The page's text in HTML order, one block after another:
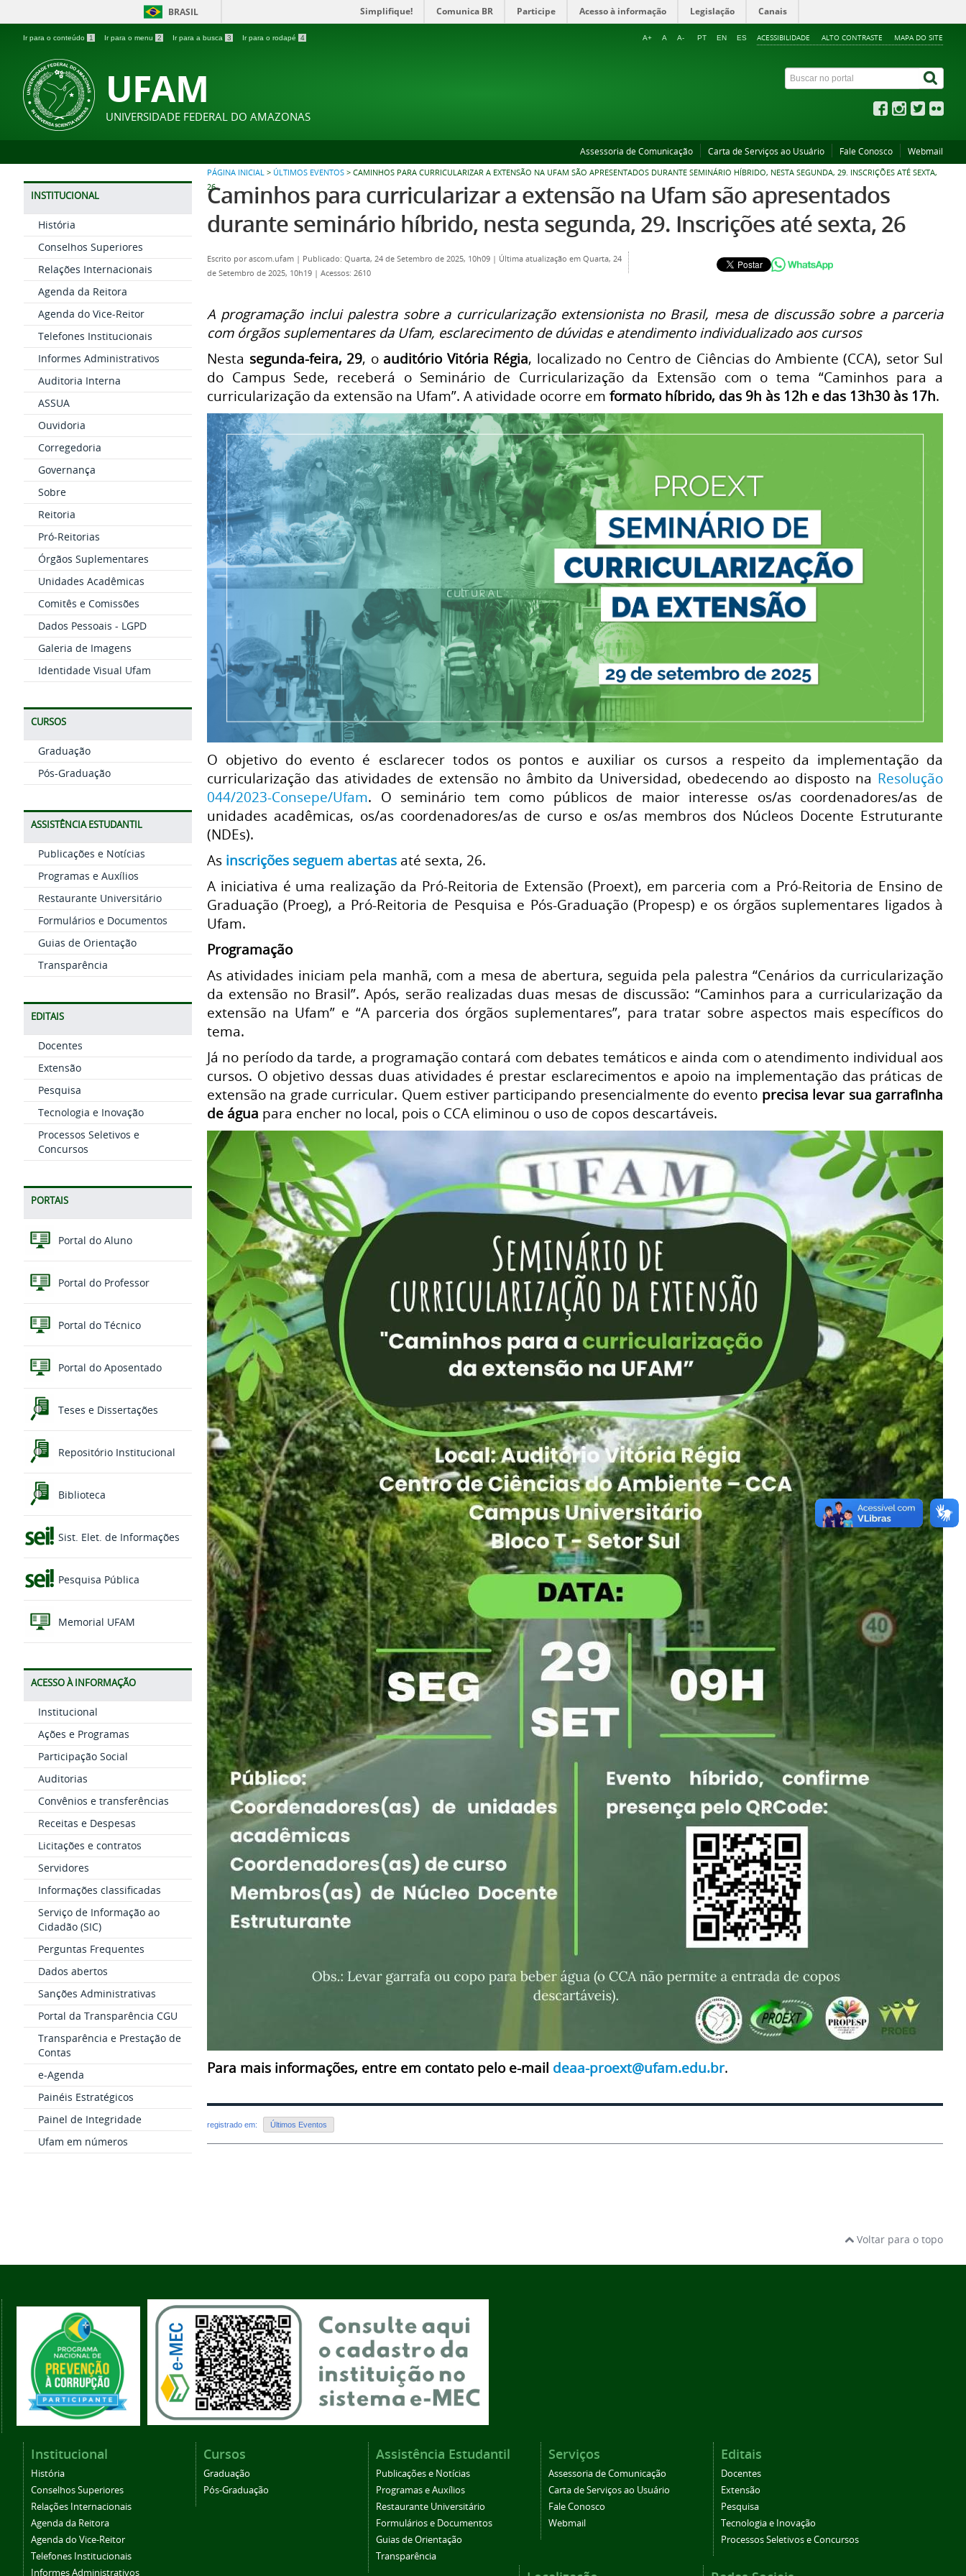
BRASIL Simplifique! Comunica BR Participe Acesso à informação Legislação Canais
Ir para o conteúdo 1 Ir para o menu 2 Ir para a busca 3 Ir para o rodapé 4 ACESSIBILIDADE ALTO CONTRASTE MAPA DO SITE
A+ A A- PT EN ES
UFAM
UNIVERSIDADE FEDERAL DO AMAZONAS
Assessoria de Comunicação Carta de Serviços ao Usuário Fale Conosco Webmail
PÁGINA INICIAL > ÚLTIMOS EVENTOS > CAMINHOS PARA CURRICULARIZAR A EXTENSÃO NA UFAM SÃO APRESENTADOS DURANTE SEMINÁRIO HÍBRIDO, NESTA SEGUNDA, 29. INSCRIÇÕES ATÉ SEXTA,
26
INSTITUCIONAL
História
Conselhos Superiores
Relações Internacionais
Agenda da Reitora
Agenda do Vice-Reitor
Telefones Institucionais
Informes Administrativos
Auditoria Interna
ASSUA
Ouvidoria
Corregedoria
Governança
Sobre
Reitoria
Pró-Reitorias
Órgãos Suplementares
Unidades Acadêmicas
Comitês e Comissões
Dados Pessoais - LGPD
Galeria de Imagens
Identidade Visual Ufam
CURSOS
Graduação
Pós-Graduação
ASSISTÊNCIA ESTUDANTIL
Publicações e Notícias
Programas e Auxílios
Restaurante Universitário
Formulários e Documentos
Guias de Orientação
Transparência
EDITAIS
Docentes
Extensão
Pesquisa
Tecnologia e Inovação
Processos Seletivos e
Concursos
PORTAIS
Portal do Aluno
Portal do Professor
Portal do Técnico
Portal do Aposentado
Teses e Dissertações
Repositório Institucional
Biblioteca
Sist. Elet. de Informações
Pesquisa Pública
Memorial UFAM
ACESSO À INFORMAÇÃO
Institucional
Ações e Programas
Participação Social
Auditorias
Convênios e transferências
Receitas e Despesas
Licitações e contratos
Servidores
Informações classificadas
Serviço de Informação ao
Cidadão (SIC)
Perguntas Frequentes
Dados abertos
Sanções Administrativas
Portal da Transparência CGU
Transparência e Prestação de
Contas
e-Agenda
Painéis Estratégicos
Painel de Integridade
Ufam em números
Caminhos para curricularizar a extensão na Ufam são apresentados
durante seminário híbrido, nesta segunda, 29. Inscrições até sexta, 26
Escrito porascom.ufam | Publicado: Quarta, 24 de Setembro de 2025, 10h09 | Última atualização em Quarta, 24
de Setembro de 2025, 10h19 | Acessos: 2610
A programação inclui palestra sobre a curricularização extensionista no Brasil, mesa de discussão sobre a parceria
com órgãos suplementares da Ufam, esclarecimento de dúvidas e atendimento individualizado aos cursos
Nesta segunda-feira, 29, oauditório Vitória Régia, localizado no Centro de Ciências do Ambiente (CCA), setor Sul
do Campus Sede, receberá o Seminário de Curricularização da Extensão com o tema “Caminhos para a
curricularização da extensão na Ufam”. A atividade ocorre em formato híbrido, das 9h às 12h e das 13h30 às 17h.
O objetivo do evento é esclarecer todos os pontos e auxiliar os cursos a respeito da implementação da
curricularização das atividades de extensão no âmbito da Universidad, obedecendo ao disposto na Resolução
044/2023-Consepe/Ufam. O seminário tem como públicos de maior interesse os/as coordenadores/as de
unidades acadêmicas, os/as coordenadores/as de curso e os/as membros dos Núcleos Docente Estruturante
(NDEs).
As inscrições seguem abertas até sexta, 26.
A iniciativa é uma realização da Pró-Reitoria de Extensão (Proext), em parceria com a Pró-Reitoria de Ensino de
Graduação (Proeg), a Pró-Reitoria de Pesquisa e Pós-Graduação (Propesp) e os órgãos suplementares ligados à
Ufam.
Programação
As atividades iniciam pela manhã, com a mesa de abertura, seguida pela palestra “Cenários da curricularização
da extensão no Brasil”. Após, serão realizadas duas mesas de discussão: “Caminhos para a curricularização da
extensão na Ufam” e “A parceria dos órgãos suplementares”, para tratar sobre aspectos mais específicos do
tema.
Já no período da tarde, a programação contará com debates temáticos e ainda com o atendimento individual aos
cursos. O objetivo dessas duas atividades é prestar esclarecimentos e apoio na implementação das práticas de
extensão na grade curricular. Quem estiver participando presencialmente do evento precisa levar sua garrafinha
de água para encher no local, pois o CCA eliminou o uso de copos descartáveis.
Para mais informações, entre em contato pelo e-mail deaa-proext@ufam.edu.br.
registrado em: Últimos Eventos
Voltar para o topo
Institucional
História
Conselhos Superiores
Relações Internacionais
Agenda da Reitora
Agenda do Vice-Reitor
Telefones Institucionais
Informes Administrativos
Cursos
Graduação
Pós-Graduação
Assistência Estudantil
Publicações e Notícias
Programas e Auxílios
Restaurante Universitário
Formulários e Documentos
Guias de Orientação
Transparência
Serviços
Assessoria de Comunicação
Carta de Serviços ao Usuário
Fale Conosco
Webmail
Editais
Docentes
Extensão
Pesquisa
Tecnologia e Inovação
Processos Seletivos e Concursos